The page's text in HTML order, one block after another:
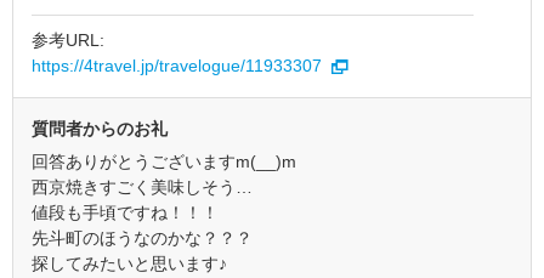
参考URL:
https://4travel.jp/travelogue/11933307
質問者からのお礼
回答ありがとうございますm(__)m
西京焼きすごく美味しそう…
値段も手頃ですね！！！
先斗町のほうなのかな？？？
探してみたいと思います♪